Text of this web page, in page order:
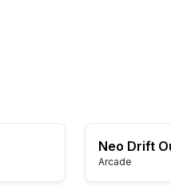
Arcade